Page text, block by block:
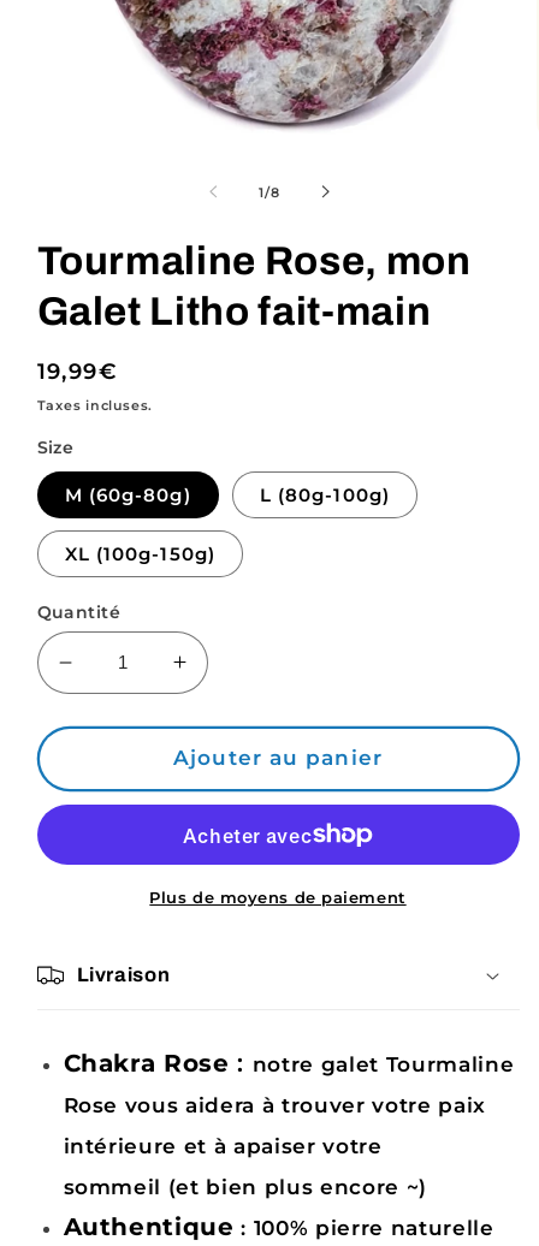
une
fenêtre
modale
1/de
8
Tourmaline Rose, mon
Galet Litho fait-main
Prix
habituel
19,99€
Taxes incluses.
Size
M (60g-80g) L (80g-100g)
XL (100g-150g)
Quantité
Réduire
la
quantité
Tourmaline
Rose,
Galet
Augmenter
la
quantité
de
Tourmaline
Rose,
mon
Galet
Litho
Ajouter au panier
Plus de moyens de paiement
Livraison
Chakra Rose: notre galet Tourmaline
Rose vous aidera à trouver votre paix
intérieure et à apaiser votre
sommeil (et bien plus encore ~)
Authentique : 100% pierre naturelle